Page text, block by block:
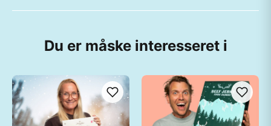
Du er måske interesseret i